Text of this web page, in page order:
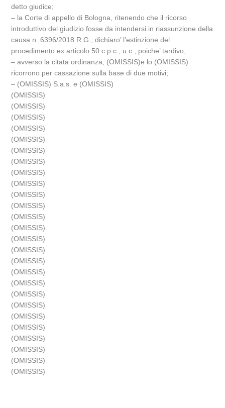
detto giudice;
– la Corte di appello di Bologna, ritenendo che il ricorso
introduttivo del giudizio fosse da intendersi in riassunzione della
causa n. 6396/2018 R.G., dichiaro’ l’estinzione del
procedimento ex articolo 50 c.p.c., u.c., poiche’ tardivo;
– avverso la citata ordinanza, (OMISSIS)e lo (OMISSIS)
ricorrono per cassazione sulla base di due motivi;
– (OMISSIS) S.a.s. e (OMISSIS)
(OMISSIS)
(OMISSIS)
(OMISSIS)
(OMISSIS)
(OMISSIS)
(OMISSIS)
(OMISSIS)
(OMISSIS)
(OMISSIS)
(OMISSIS)
(OMISSIS)
(OMISSIS)
(OMISSIS)
(OMISSIS)
(OMISSIS)
(OMISSIS)
(OMISSIS)
(OMISSIS)
(OMISSIS)
(OMISSIS)
(OMISSIS)
(OMISSIS)
(OMISSIS)
(OMISSIS)
(OMISSIS)
(OMISSIS)